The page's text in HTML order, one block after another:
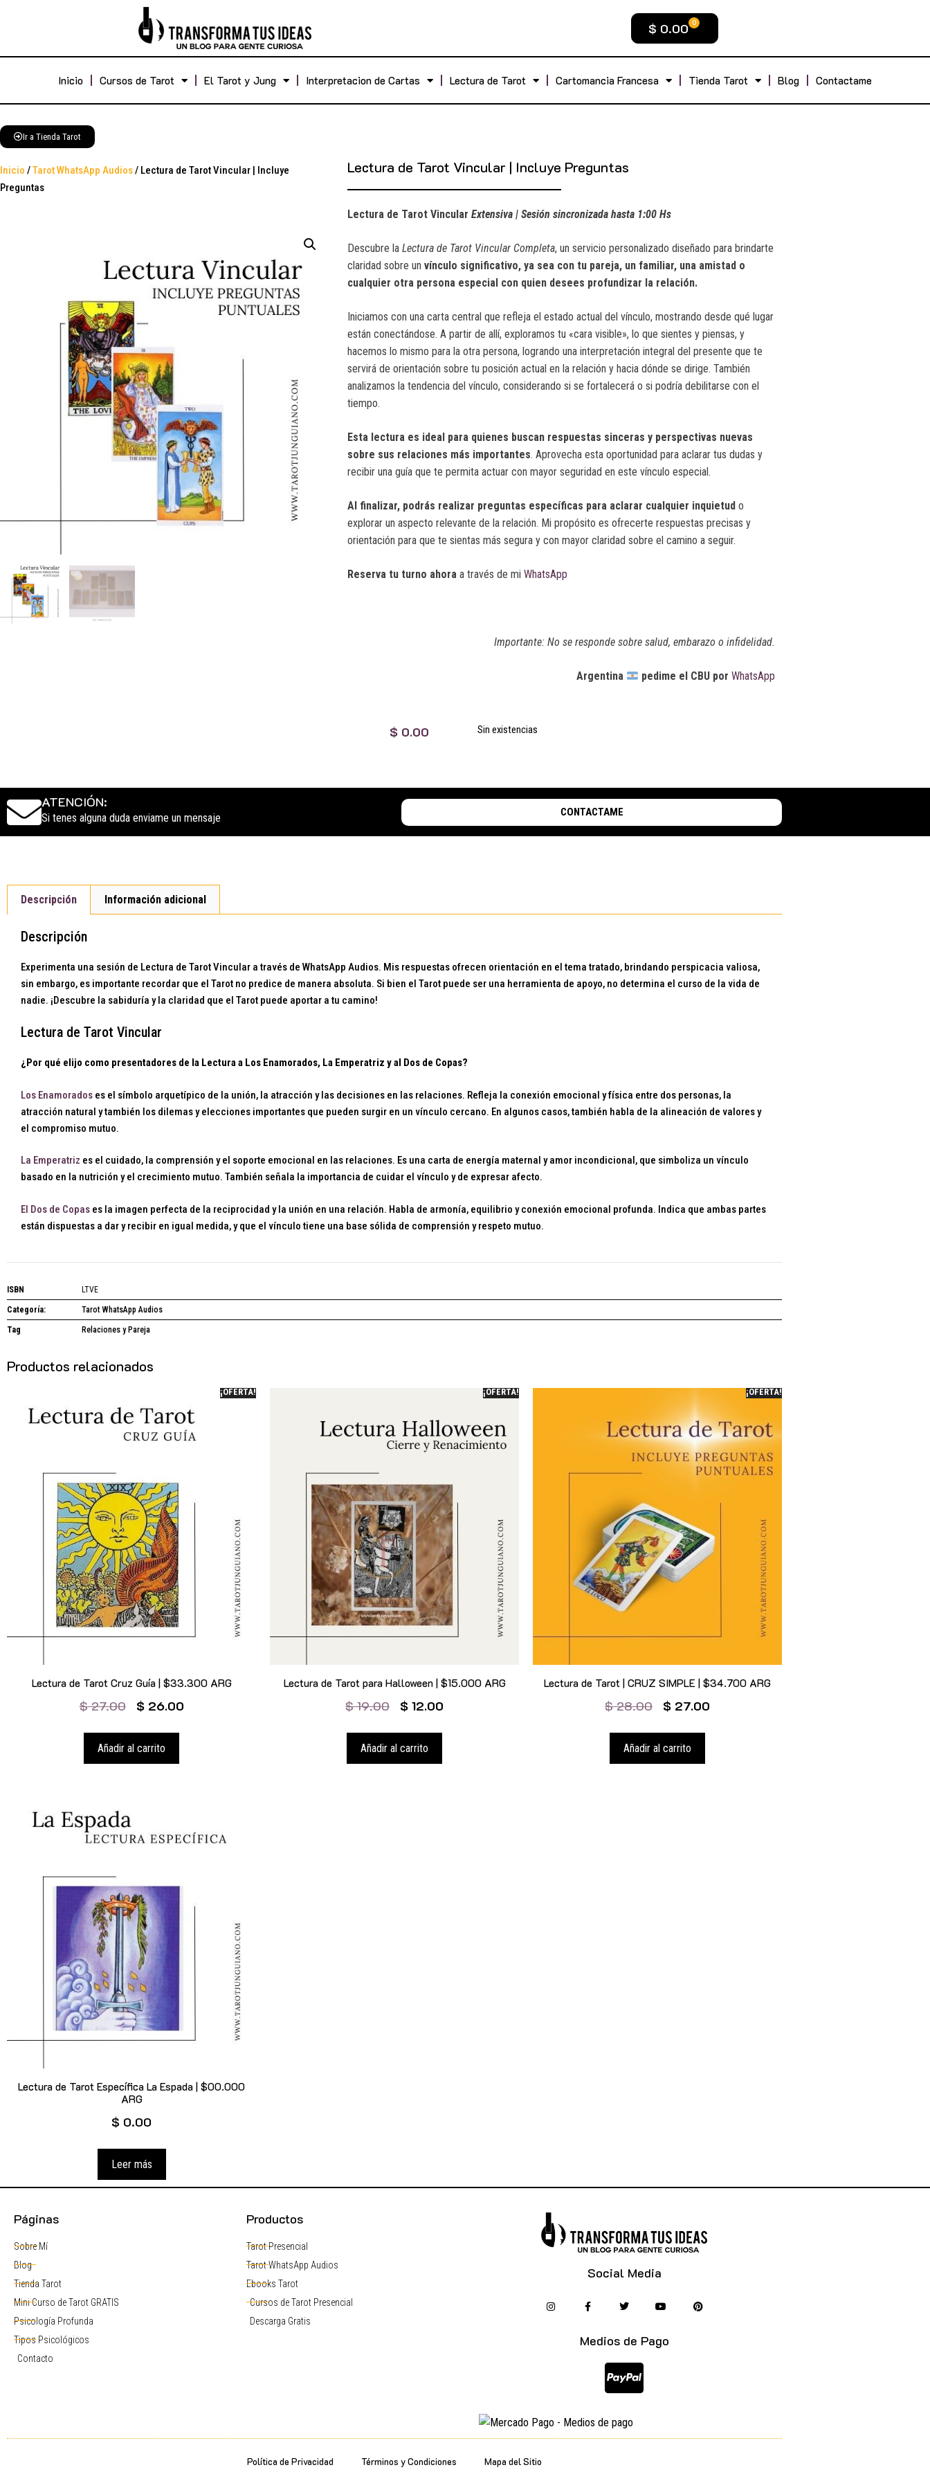
$ 0.00 0
Inicio Cursos de Tarot El Tarot y Jung Interpretacion de Cartas Lectura de Tarot Cartomancia Francesa Tienda Tarot Blog Contactame
Ir a Tienda Tarot
Inicio /Tarot WhatsApp Audios/ Lectura de Tarot Vincular | Incluye
Preguntas
Lectura de Tarot Vincular | Incluye Preguntas
Lectura de Tarot Vincular Extensiva | Sesión sincronizada hasta 1:00 Hs
Descubre la Lectura de Tarot Vincular Completa, un servicio personalizado diseñado para brindarte
claridad sobre un vínculo significativo, ya sea con tu pareja, un familiar, una amistad o
cualquier otra persona especial con quien desees profundizar la relación.
Iniciamos con una carta central que refleja el estado actual del vínculo, mostrando desde qué lugar
están conectándose. A partir de allí, exploramos tu «cara visible», lo que sientes y piensas, y
hacemos lo mismo para la otra persona, logrando una interpretación integral del presente que te
servirá de orientación sobre tu posición actual en la relación y hacia dónde se dirige. También
analizamos la tendencia del vínculo, considerando si se fortalecerá o si podría debilitarse con el
tiempo.
Esta lectura es ideal para quienes buscan respuestas sinceras y perspectivas nuevas
sobre sus relaciones más importantes. Aprovecha esta oportunidad para aclarar tus dudas y
recibir una guía que te permita actuar con mayor seguridad en este vínculo especial.
Al finalizar, podrás realizar preguntas específicas para aclarar cualquier inquietud o
explorar un aspecto relevante de la relación. Mi propósito es ofrecerte respuestas precisas y
orientación para que te sientas más segura y con mayor claridad sobre el camino a seguir.
Reserva tu turno ahora a través de mi WhatsApp
Importante: No se responde sobre salud, embarazo o infidelidad.
Argentina pedime el CBU por WhatsApp
$0.00 Sin existencias
ATENCIÓN:
Si tenes alguna duda enviame un mensaje CONTACTAME
Descripción Información adicional
Descripción
Experimenta una sesión de Lectura de Tarot Vincular a través de WhatsApp Audios. Mis respuestas ofrecen orientación en el tema tratado, brindando perspicacia valiosa,
sin embargo, es importante recordar que el Tarot no predice de manera absoluta. Si bien el Tarot puede ser una herramienta de apoyo, no determina el curso de la vida de
nadie. ¡Descubre la sabiduría y la claridad que el Tarot puede aportar a tu camino!
Lectura de Tarot Vincular
¿Por qué elijo como presentadores de la Lectura a Los Enamorados, La Emperatriz y al Dos de Copas?
Los Enamorados es el símbolo arquetípico de la unión, la atracción y las decisiones en las relaciones. Refleja la conexión emocional y física entre dos personas, la
atracción natural y también los dilemas y elecciones importantes que pueden surgir en un vínculo cercano. En algunos casos, también habla de la alineación de valores y
el compromiso mutuo.
La Emperatriz es el cuidado, la comprensión y el soporte emocional en las relaciones. Es una carta de energía maternal y amor incondicional, que simboliza un vínculo
basado en la nutrición y el crecimiento mutuo. También señala la importancia de cuidar el vínculo y de expresar afecto.
El Dos de Copas es la imagen perfecta de la reciprocidad y la unión en una relación. Habla de armonía, equilibrio y conexión emocional profunda. Indica que ambas partes
están dispuestas a dar y recibir en igual medida, y que el vínculo tiene una base sólida de comprensión y respeto mutuo.
ISBN LTVE
Categoría: Tarot WhatsApp Audios
Tag Relaciones y Pareja
Productos relacionados
¡OFERTA!
Lectura de Tarot Cruz Guía | $33.300 ARG
$27.00 $26.00
Añadir al carrito
¡OFERTA!
Lectura de Tarot para Halloween | $15.000 ARG
$19.00 $ 12.00
Añadir al carrito
¡OFERTA!
Lectura de Tarot | CRUZ SIMPLE | $34.700 ARG
$28.00 $ 27.00
Añadir al carrito
Lectura de Tarot Específica La Espada | $00.000
ARG
$ 0.00
Leer más
Páginas
Sobre Mí
Blog
Tienda Tarot
Mini Curso de Tarot GRATIS
Psicología Profunda
Tipos Psicológicos
Contacto
Productos
Tarot Presencial
Tarot WhatsApp Audios
Ebooks Tarot
Cursos de Tarot Presencial
Descarga Gratis
Social Media
Medios de Pago
Política de Privacidad Términos y Condiciones Mapa del Sitio